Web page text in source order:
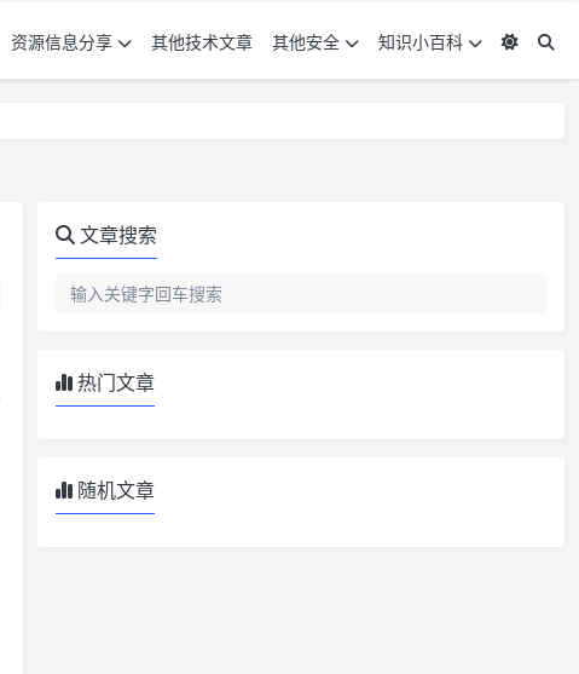
资源信息分享 其他技术文章 其他安全 知识小百科
文章搜索
热门文章
随机文章